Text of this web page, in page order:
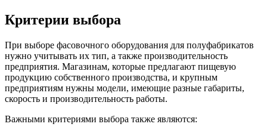
Критерии выбора
При выборе фасовочного оборудования для полуфабрикатов
нужно учитывать их тип, а также производительность
предприятия. Магазинам, которые предлагают пищевую
продукцию собственного производства, и крупным
предприятиям нужны модели, имеющие разные габариты,
скорость и производительность работы.
Важными критериями выбора также являются: